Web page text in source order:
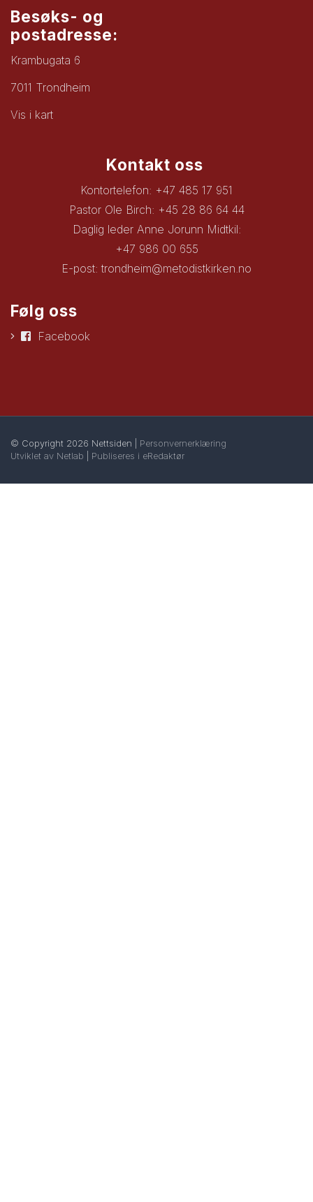
Besøks- og
postadresse:
Krambugata 6
7011 Trondheim
Vis i kart
Kontakt oss
Kontortelefon: +47 485 17 951
Pastor Ole Birch: +45 28 86 64 44
Daglig leder Anne Jorunn Midtkil:
+47 986 00 655
E-post:trondheim@metodistkirken.no
Følg oss
Facebook
© Copyright 2026 Nettsiden | Personvernerklæring
Utviklet av Netlab
Publiseres i eRedaktør